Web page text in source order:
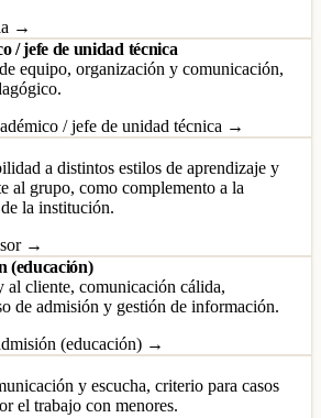
→
/ jefe de unidad técnica
equipo, organización y comunicación,
/ jefe de unidad técnica →
a distintos estilos de aprendizaje y
al grupo, como complemento a la
la institución.
→
(educación)
al cliente, comunicación cálida,
de admisión y gestión de información.
(educación) →
y escucha, criterio para casos
el trabajo con menores.